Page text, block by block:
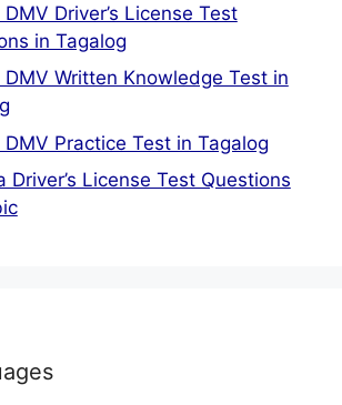
Driver’s License Test
in Tagalog
DMV Written Knowledge Test in
Practice Test in Tagalog
Driver’s License Test Questions